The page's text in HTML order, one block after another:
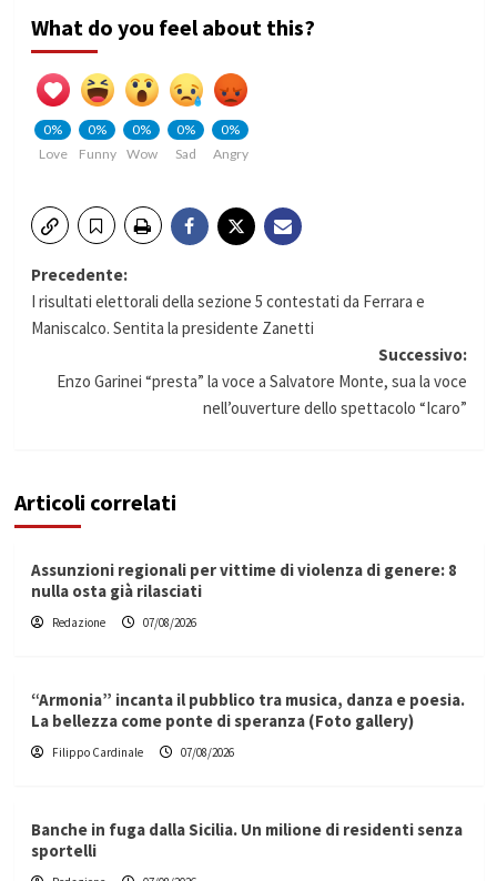
What do you feel about this?
0%
Love
0%
Funny
0%
Wow
0%
Sad
0%
Angry
Navigazione
articolo
Precedente:
I risultati elettorali della sezione 5 contestati da Ferrara e
Maniscalco. Sentita la presidente Zanetti
Successivo:
Enzo Garinei “presta” la voce a Salvatore Monte, sua la voce
nell’ouverture dello spettacolo “Icaro”
Articoli correlati
Assunzioni regionali per vittime di violenza di genere: 8
nulla osta già rilasciati
Redazione 07/08/2026
“Armonia” incanta il pubblico tra musica, danza e poesia.
La bellezza come ponte di speranza (Foto gallery)
Filippo Cardinale 07/08/2026
Banche in fuga dalla Sicilia. Un milione di residenti senza
sportelli